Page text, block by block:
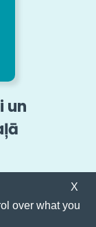
un
X
over what you